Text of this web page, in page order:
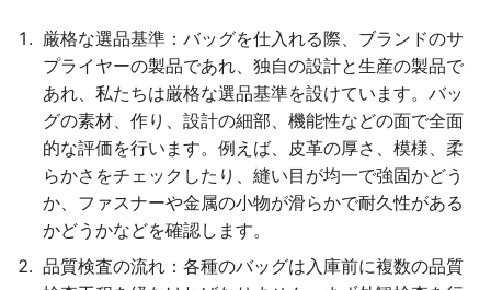
厳格な選品基準 ：バッグを仕入れる際、ブランドのサ
プライヤーの製品であれ、独自の設計と生産の製品で
あれ、私たちは厳格な選品基準を設けています。バッ
グの素材、作り、設計の細部、機能性などの面で全面
的な評価を行います。例えば、皮革の厚さ、模様、柔
らかさをチェックしたり、縫い目が均一で強固かどう
か、ファスナーや金属の小物が滑らかで耐久性がある
かどうかなどを確認します。
品質検査の流れ ：各種のバッグは入庫前に複数の品質